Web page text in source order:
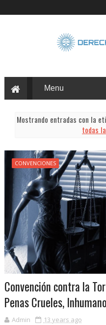
Mostrando entradas con la
todas
CONVENCIONES
Convención contra la
Penas Crueles,
Admin
13 years ago